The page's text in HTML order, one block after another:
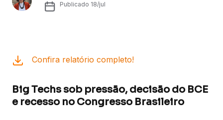
Publicado 18/jul
Confira relatório completo!
Big Techs sob pressão, decisão do BCE
e recesso no Congresso Brasileiro